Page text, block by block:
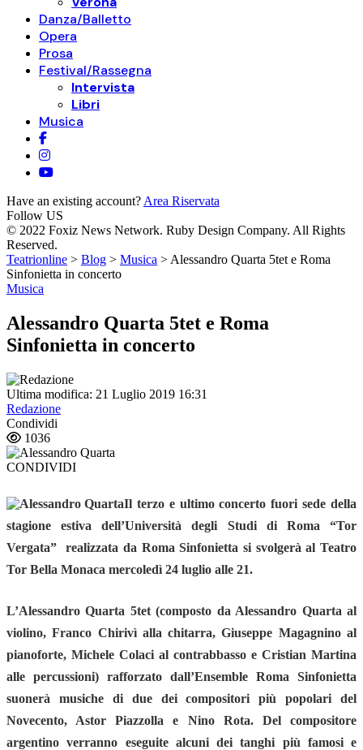
Danza/Balletto
Opera
Prosa
Festival/Rassegna
Intervista
Libri
Musica
Have an existing account? Area Riservata
Follow US
© 2022 Foxiz News Network. Ruby Design Company. All Rights
Reserved.
Teatrionline > Blog > Musica > Alessandro Quarta 5tet e Roma
Sinfonietta in concerto
Musica
Alessandro Quarta 5tet e Roma
Sinfonietta in concerto
Ultima modifica: 21 Luglio 2019 16:31
Redazione
Condividi
1036
CONDIVIDI
Il terzo e ultimo concerto fuori sede della
stagione estiva dell’Università degli Studi di Roma “Tor
Vergata” realizzata da Roma Sinfonietta si svolgeràal Teatro
Tor Bella Monaca mercoledì 24 luglio alle 21.
L’Alessandro Quarta 5tet(composto da Alessandro Quarta al
violino, Franco Chirivì alla chitarra, Giuseppe Magagnino al
pianoforte, Michele Colaci al contrabbasso e Cristian Martina
alle percussioni) rafforzato dall’Ensemble Roma Sinfonietta
suonerà musiche di due dei compositori più popolari del
Novecento, Astor Piazzolla e Nino Rota. Del compositore
argentino verranno eseguite alcuni dei tanghi più famosi e